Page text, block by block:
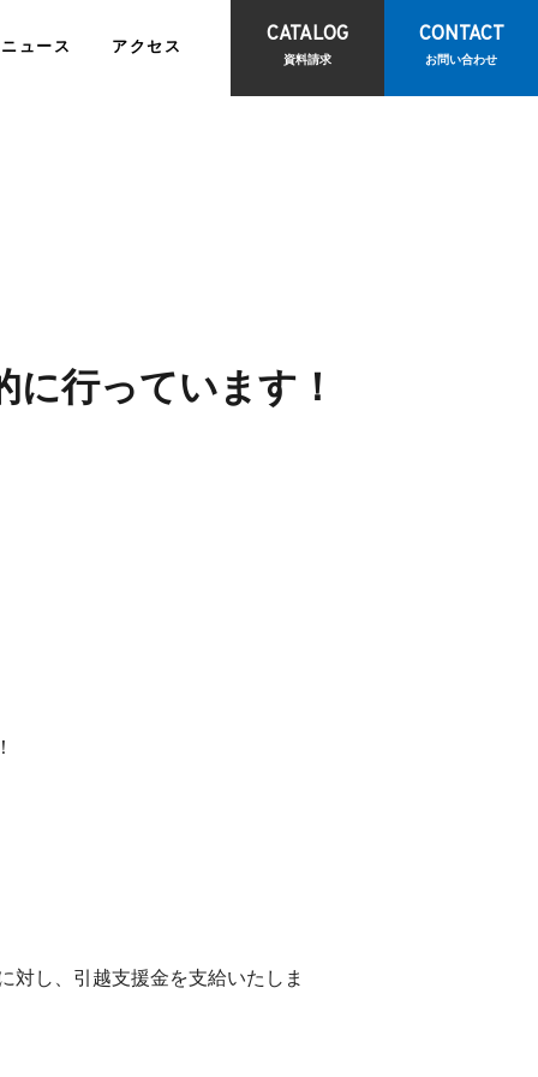
お問い合わせ
ス
訪問診療サポートサービス
<
ニュース アクセス
CATALOG
資料請求
CONTACT
お問い合わせ
行っています！
対し、引越支援金を支給いたしま